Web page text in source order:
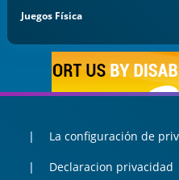
Juegos Física
La configuración de
Declaracion privacidad